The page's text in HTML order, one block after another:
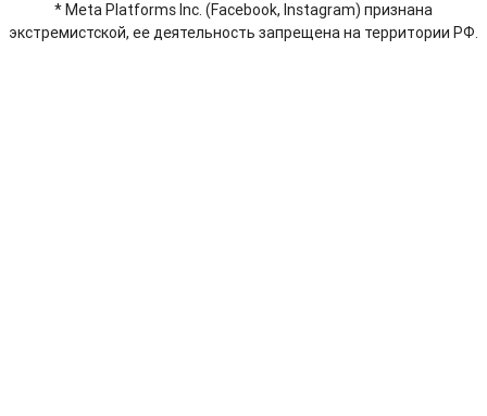
* Meta Platforms Inc. (Facebook, Instagram) признана
экстремистской, ее деятельность запрещена на территории РФ.